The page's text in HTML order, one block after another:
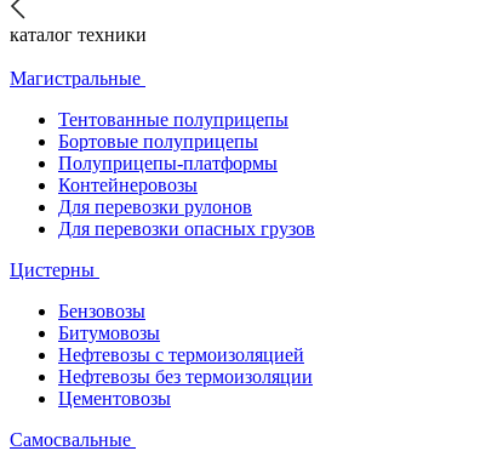
каталог техники
Магистральные
Тентованные полуприцепы
Бортовые полуприцепы
Полуприцепы-платформы
Контейнеровозы
Для перевозки рулонов
Для перевозки опасных грузов
Цистерны
Бензовозы
Битумовозы
Нефтевозы с термоизоляцией
Нефтевозы без термоизоляции
Цементовозы
Самосвальные